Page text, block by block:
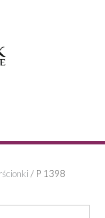
/ P 1398